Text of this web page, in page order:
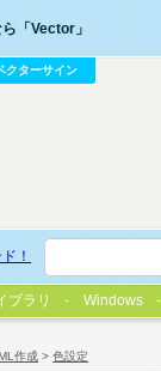
作成 > 色設定
「Vector」
クターサイン
！
ブラリ Windows